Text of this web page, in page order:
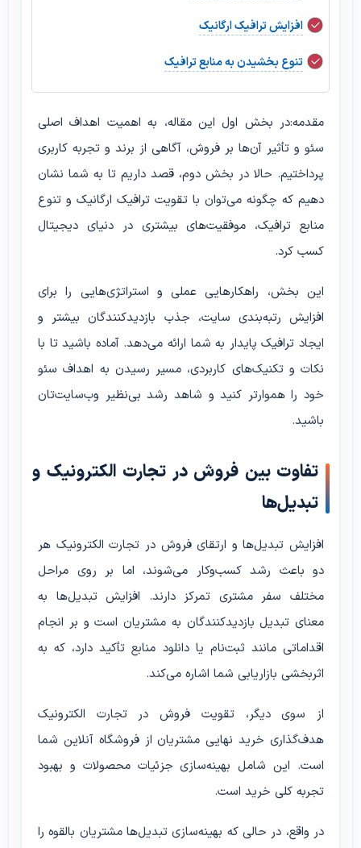
افزایش ترافیک ارگانیک
تنوع بخشیدن به منابع ترافیک
مقدمه:در بخش اول این مقاله، به اهمیت اهداف اصلی
سئو و تأثیر آن‌ها بر فروش، آگاهی از برند و تجربه کاربری
پرداختیم. حالا در بخش دوم، قصد داریم تا به شما نشان
دهیم که چگونه می‌توان با تقویت ترافیک ارگانیک و تنوع
منابع ترافیک، موفقیت‌های بیشتری در دنیای دیجیتال
کسب کرد.
این بخش، راهکارهایی عملی و استراتژی‌هایی را برای
افزایش رتبه‌بندی سایت، جذب بازدیدکنندگان بیشتر و
ایجاد ترافیک پایدار به شما ارائه می‌دهد. آماده باشید تا با
نکات و تکنیک‌های کاربردی، مسیر رسیدن به اهداف سئو
خود را هموارتر کنید و شاهد رشد بی‌نظیر وب‌سایت‌تان
باشید.
تفاوت بین فروش در تجارت الکترونیک و
تبدیل‌ها
افزایش تبدیل‌ها و ارتقای فروش در تجارت الکترونیک هر
دو باعث رشد کسب‌وکار می‌شوند، اما بر روی مراحل
مختلف سفر مشتری تمرکز دارند. افزایش تبدیل‌ها به
معنای تبدیل بازدیدکنندگان به مشتریان است و بر انجام
اقداماتی مانند ثبت‌نام یا دانلود منابع تأکید دارد، که به
اثربخشی بازاریابی شما اشاره می‌کند.
از سوی دیگر، تقویت فروش در تجارت الکترونیک
هدف‌گذاری خرید نهایی مشتریان از فروشگاه آنلاین شما
است. این شامل بهینه‌سازی جزئیات محصولات و بهبود
تجربه کلی خرید است.
در واقع، در حالی که بهینه‌سازی تبدیل‌ها مشتریان بالقوه را